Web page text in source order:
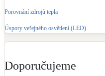
Porovnání zdrojů tepla
Úspory veřejného osvětlení (LED)
Doporučujeme